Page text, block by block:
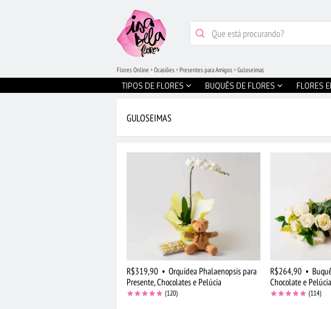
TIPOS DE FLORES BUQUÊS DE FLORES FLORES
Flores Online Ocasiões Presentes para Amigos Guloseimas
GULOSEIMAS
R$319,90 • Orquídea Phalaenopsis para
Presente, Chocolates e Pelúcia
(120)
R$264,90 •
Chocolate e Pelúcia
(114)